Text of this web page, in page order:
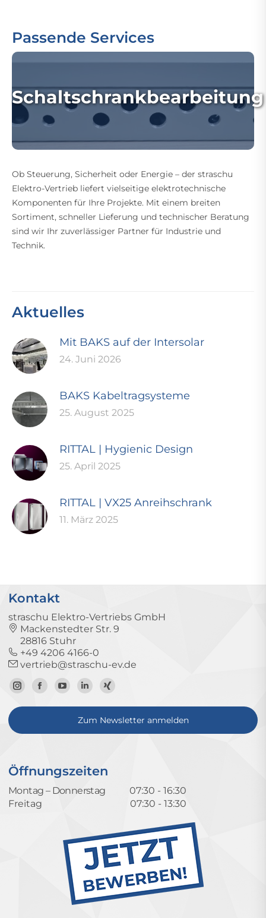
Passende Services
Schaltschrankbearbeitung
Ob Steuerung, Sicherheit oder Energie – der straschu
Elektro-Vertrieb liefert vielseitige elektrotechnische
Komponenten für Ihre Projekte. Mit einem breiten
Sortiment, schneller Lieferung und technischer Beratung
sind wir Ihr zuverlässiger Partner für Industrie und
Technik.
Aktuelles
Mit BAKS auf der Intersolar
24. Juni 2026
BAKS Kabeltragsysteme
25. August 2025
RITTAL | Hygienic Design
25. April 2025
RITTAL | VX25 Anreihschrank
11. März 2025
Kontakt
straschu Elektro-Vertriebs GmbH
Mackenstedter Str. 9
28816 Stuhr
+49 4206 4166-0
vertrieb@straschu-ev.de
Zum
Instagram-
Zur
Facebook-
Zum
YouTube-
Kanal
Zum
LinkedIn-
Profil
Zum
Xing-
Profil
Zum Newsletter anmelden
Öffnungszeiten
Montag – Donnerstag
07:30 - 16:30
Freitag
07:30 - 13:30